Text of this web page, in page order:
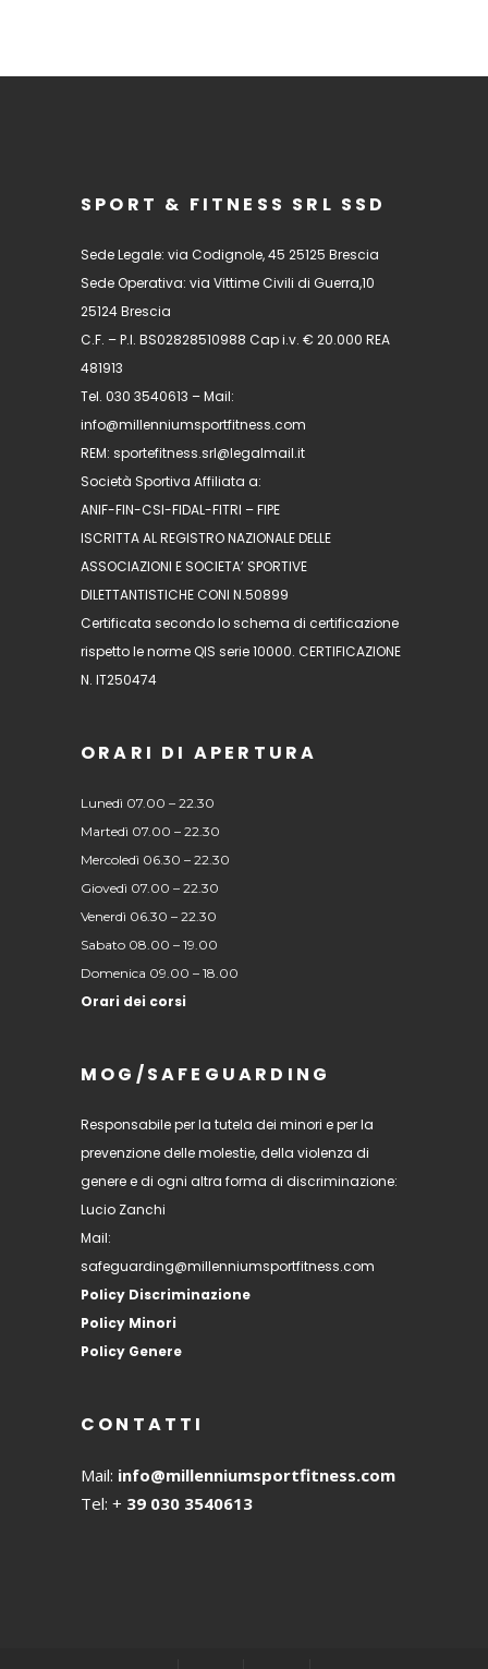
SPORT & FITNESS SRL SSD
Sede Legale: via Codignole, 45 25125 Brescia
Sede Operativa: via Vittime Civili di Guerra,10
25124 Brescia
C.F. – P.I. BS02828510988 Cap i.v. € 20.000 REA
481913
Tel. 030 3540613 – Mail:
info@millenniumsportfitness.com
REM: sportefitness.srl@legalmail.it
Società Sportiva Affiliata a:
ANIF-FIN-CSI-FIDAL-FITRI – FIPE
ISCRITTA AL REGISTRO NAZIONALE DELLE
ASSOCIAZIONI E SOCIETA’ SPORTIVE
DILETTANTISTICHE CONI N.50899
Certificata secondo lo schema di certificazione
rispetto le norme QIS serie 10000. CERTIFICAZIONE
N. IT250474
ORARI DI APERTURA
Lunedì 07.00 – 22.30
Martedì 07.00 – 22.30
Mercoledì 06.30 – 22.30
Giovedì 07.00 – 22.30
Venerdì 06.30 – 22.30
Sabato 08.00 – 19.00
Domenica 09.00 – 18.00
Orari dei corsi
MOG/SAFEGUARDING
Responsabile per la tutela dei minori e per la
prevenzione delle molestie, della violenza di
genere e di ogni altra forma di discriminazione:
Lucio Zanchi
Mail:
safeguarding@millenniumsportfitness.com
Policy Discriminazione
Policy Minori
Policy Genere
CONTATTI
Mail: info@millenniumsportfitness.com
Tel: + 39 030 3540613